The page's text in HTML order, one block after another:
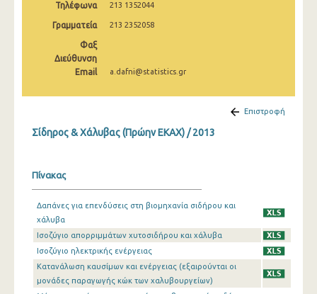
2007
2005
Τηλέφωνα 213 1352044
Γραμματεία 213 2352058
Φαξ
Διεύθυνση
Email
a.dafni@statistics.gr
Επιστροφή
Σίδηρος & Χάλυβας (Πρώην ΕΚΑΧ) / 2013
Πίνακας
Δαπάνες για επενδύσεις στη βιομηχανία σιδήρου και
χάλυβα
Ισοζύγιο απορριμμάτων χυτοσιδήρου και χάλυβα
Ισοζύγιο ηλεκτρικής ενέργειας
Κατανάλωση καυσίμων και ενέργειας (εξαιρούνται οι
μονάδες παραγωγής κώκ των χαλυβουργείων)